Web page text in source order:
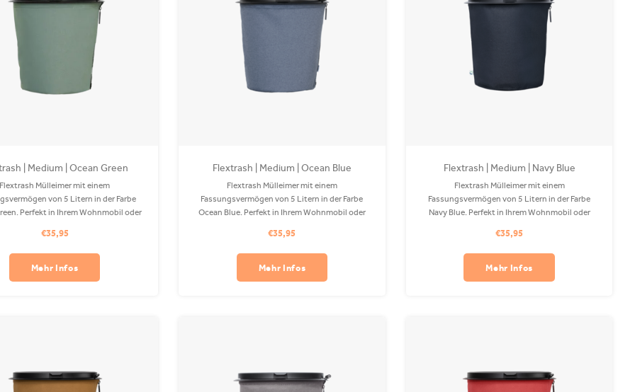
| Medium | Ocean Green
Flextrash Mülleimer mit einem
von 5 Litern in der Farbe
Perfekt in Ihrem Wohnmobil oder
ist in Ihrer Waschmaschine waschbar.
Clips sind separat erhältlich.
€35,95
Mehr Infos
Flextrash | Medium | Ocean Blue
Flextrash Mülleimer mit einem
Fassungsvermögen von 5 Litern in der Farbe
Ocean Blue. Perfekt in Ihrem Wohnmobil oder
PET und ist in Ihrer Waschmaschine waschbar.
Clips sind separat erhältlich.
€35,95
Mehr Infos
Flextrash | Medium | Navy Blue
Flextrash Mülleimer mit einem
Fassungsvermögen von 5 Litern in der Farbe
Navy Blue. Perfekt in Ihrem Wohnmobil oder
PET und ist in Ihrer Waschmaschine waschbar.
Clips sind separat erhältlich.
€35,95
Mehr Infos